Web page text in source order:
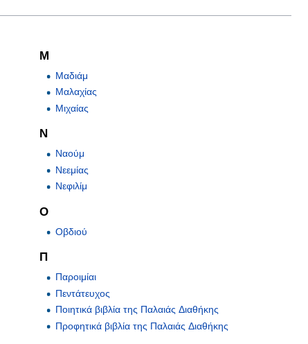
Μ
Μαδιάμ
Μαλαχίας
Μιχαίας
Ν
Ναούμ
Νεεμίας
Νεφιλίμ
Ο
Οβδιού
Π
Παροιμίαι
Πεντάτευχος
Ποιητικά βιβλία της Παλαιάς Διαθήκης
Προφητικά βιβλία της Παλαιάς Διαθήκης